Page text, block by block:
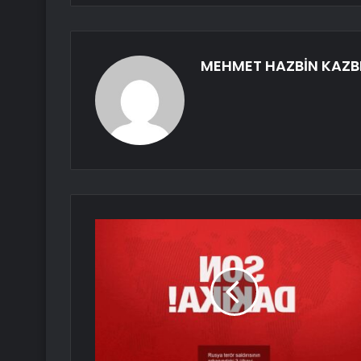
MEHMET HAZBİN